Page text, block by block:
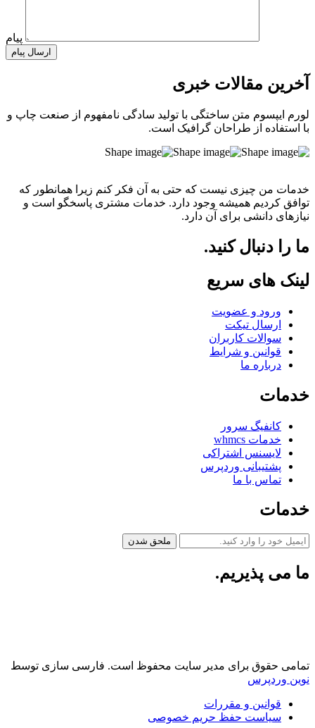
پیام
ارسال پیام
آخرین مقالات خبری
لورم ایپسوم متن ساختگی با تولید سادگی نامفهوم از صنعت چاپ و
با استفاده از طراحان گرافیک است.
خدمات من چیزی نیست که حتی به آن فکر کنم زیرا همانطور که
توافق کردیم همیشه وجود دارد. خدمات مشتری پاسخگو است و
نیازهای دانشی برای آن دارد.
ما را دنبال کنید.
لینک های سریع
ورود و عضویت
ارسال تیکت
سوالات کاربران
قوانین و شرایط
درباره ما
خدمات
کانفیگ سرور
خدمات whmcs
لایسنس اشتراکی
پشتیبانی وردپرس
تماس با ما
خدمات
ملحق شدن
ما می پذیریم.
تمامی حقوق برای مدیر سایت محفوظ است. فارسی سازی توسط
نوین وردپرس
قوانین و مقررات
سیاست حفظ حریم خصوصی